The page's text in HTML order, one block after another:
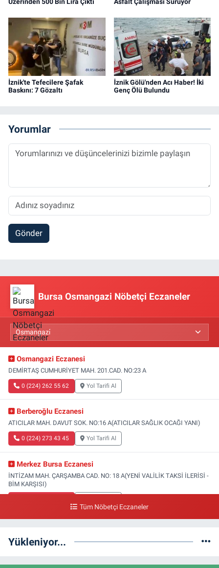
İznik'te Tefecilere Şafak
Baskını: 7 Gözaltı
İznik Gölü'nden Acı Haber! İki
Genç Ölü Bulundu
Yorumlar
Gönder
Bursa Osmangazi Nöbetçi Eczaneler
Osmangazi Eczanesi
DEMİRTAŞ CUMHURİYET MAH. 201.CAD. NO:23 A
0 (224) 262 55 62 Yol Tarifi Al
Berberoğlu Eczanesi
ATICILAR MAH. DAVUT SOK. NO:16 A(ATICILAR SAĞLIK OCAĞI YANI)
0 (224) 273 43 45 Yol Tarifi Al
Merkez Bursa Eczanesi
İNTİZAM MAH. ÇARŞAMBA CAD. NO: 18 A(YENİ VALİLİK TAKSİ İLERİSİ -
BİM KARŞISI)
FATİH MAH. DOĞAN CAD. NO:61(BEŞYOL ALTI - FATİH ASM VE KIZ
TEKNİK LİSESİ YANI)
Tüm Nöbetçi Eczaneler
Yükleniyor...